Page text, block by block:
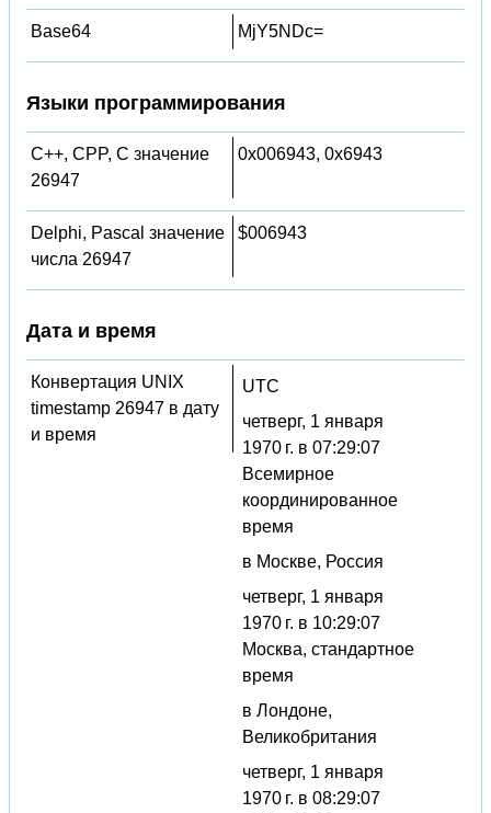
Base64 MjY5NDc=
Языки программирования
C++, CPP, C значение
26947
0x006943, 0x6943
Delphi, Pascal значение
числа 26947
$006943
Дата и время
Конвертация UNIX
timestamp 26947 в дату
и время
UTC
четверг, 1 января
1970 г. в 07:29:07
Всемирное
координированное
время
в Москве, Россия
четверг, 1 января
1970 г. в 10:29:07
Москва, стандартное
время
в Лондоне,
Великобритания
четверг, 1 января
1970 г. в 08:29:07